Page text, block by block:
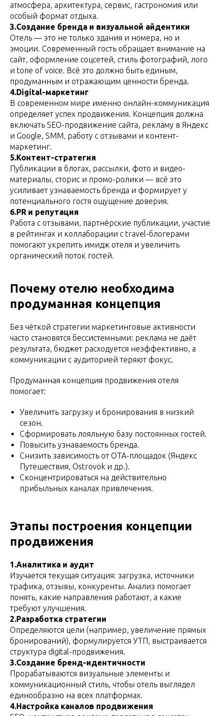
атмосфера, архитектура, сервис, гастрономия или
особый формат отдыха.
3.Создание бренда и визуальной айдентики
Отель — это не только здания и номера, но и
эмоции. Современный гость обращает внимание на
сайт, оформление соцсетей, стиль фотографий, лого
и tone of voice. Всё это должно быть единым,
продуманным и отражающим ценности бренда.
4.Digital-маркетинг
В современном мире именно онлайн-коммуникация
определяет успех продвижения. Концепция должна
включать SEO-продвижение сайта, рекламу в Яндекс
и Google, SMM, работу с отзывами и контент-
маркетинг.
5.Контент-стратегия
Публикации в блогах, рассылки, фото и видео-
материалы, сторис и промо-ролики — всё это
усиливает узнаваемость бренда и формирует у
потенциального гостя ощущение доверия.
6.PR и репутация
Работа с отзывами, партнёрские публикации, участие
в рейтингах и коллаборации с travel-блогерами
помогают укрепить имидж отеля и увеличить
органический поток гостей.
Почему отелю необходима
продуманная концепция
Без чёткой стратегии маркетинговые активности
часто становятся бессистемными: реклама не даёт
результата, бюджет расходуется неэффективно, а
коммуникации с аудиторией теряют фокус.
Продуманная концепция продвижения отеля
помогает:
Увеличить загрузку и бронирования в низкий
сезон.
Сформировать лояльную базу постоянных гостей.
Повысить узнаваемость бренда.
Снизить зависимость от OTA-площадок (Яндекс
Путешествия, Ostrovok и др.).
Сконцентрироваться на действительно
прибыльных каналах привлечения.
Этапы построения концепции
продвижения
1.Аналитика и аудит
Изучается текущая ситуация: загрузка, источники
трафика, отзывы, конкуренты. Анализ помогает
понять, какие направления работают, а какие
требуют улучшения.
2.Разработка стратегии
Определяются цели (например, увеличение прямых
бронирований), формулируется УТП, выстраивается
структура digital-продвижения.
3.Создание бренд-идентичности
Прорабатываются визуальные элементы и
коммуникационный стиль, чтобы отель выглядел
единообразно на всех платформах.
4.Настройка каналов продвижения